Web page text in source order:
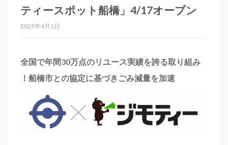
ティースポット船橋」4/17オープン
2025年4月1日
全国で年間30万点のリユース実績を誇る取り組み
！船橋市との協定に基づきごみ減量を加速